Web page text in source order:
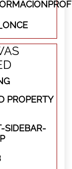
PROPERTY
SIDEBAR-